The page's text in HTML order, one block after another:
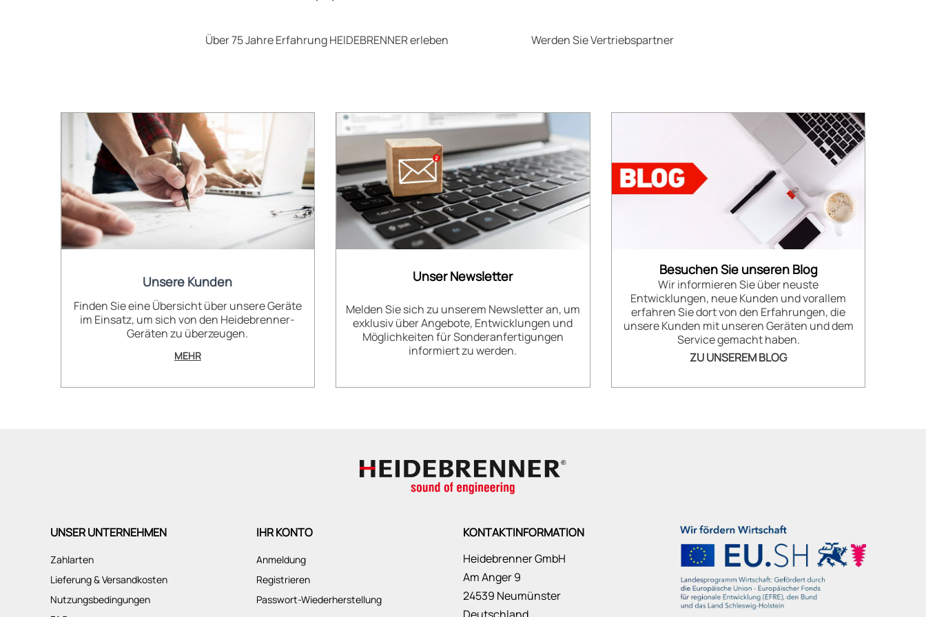
Über 75 Jahre Erfahrung HEIDEBRENNER erleben Werden Sie Vertriebspartner
Unsere Kunden
Finden Sie eine Übersicht über unsere Geräte
im Einsatz, um sich von den Heidebrenner-
Geräten zu überzeugen.
MEHR
Unser Newsletter
Melden Sie sich zu unserem Newsletter an, um
exklusiv über Angebote, Entwicklungen und
Möglichkeiten für Sonderanfertigungen
informiert zu werden.
Besuchen Sie unseren Blog
Wir informieren Sie über neuste
Entwicklungen, neue Kunden und vorallem
erfahren Sie dort von den Erfahrungen, die
unsere Kunden mit unseren Geräten und dem
Service gemacht haben.
ZU UNSEREM BLOG
UNSER UNTERNEHMEN
Zahlarten
Lieferung & Versandkosten
Nutzungsbedingungen
IHR KONTO
Anmeldung
Registrieren
Passwort-Wiederherstellung
KONTAKTINFORMATION
Heidebrenner GmbH
Am Anger 9
24539 Neumünster